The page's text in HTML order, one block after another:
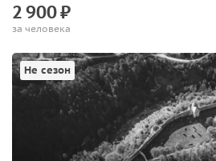
2900₽
за человека
Не сезон